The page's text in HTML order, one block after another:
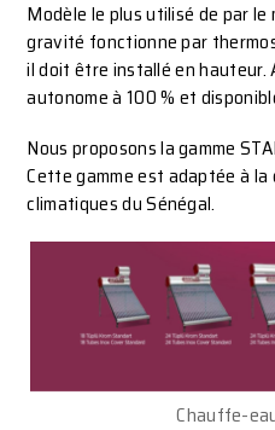
Modèle le plus utilisé de par
gravité fonctionne par
il doit être installé en
autonome à 100 % et
Nous proposons la gamme
Cette gamme est adaptée à
climatiques du Sénégal.
Chauffe-